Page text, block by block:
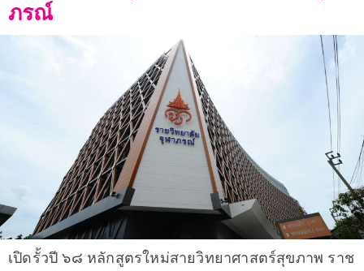
ภรณ์
เปิดรั้วปี ๖๘ หลักสูตรใหม่สายวิทยาศาสตร์สุขภาพ ราช